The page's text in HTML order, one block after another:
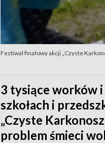
Festiwal finałowy akcji „Czyste
3 tysiące worków
szkołach i
„Czyste
problem śmieci